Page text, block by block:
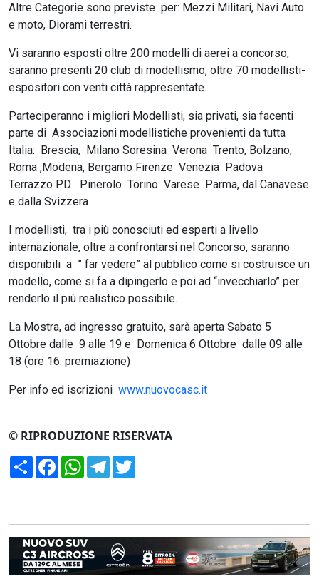
Altre Categorie sono previste per: Mezzi Militari, Navi Auto
e moto, Diorami terrestri.
Vi saranno esposti oltre 200 modelli di aerei a concorso,
saranno presenti 20 club di modellismo, oltre 70 modellisti-
espositori con venti città rappresentate.
Parteciperanno i migliori Modellisti, sia privati, sia facenti
parte di Associazioni modellistiche provenienti da tutta
Italia: Brescia, Milano Soresina Verona Trento, Bolzano,
Roma ,Modena, Bergamo Firenze Venezia Padova
Terrazzo PD Pinerolo Torino Varese Parma, dal Canavese
e dalla Svizzera
I modellisti, tra i più conosciuti ed esperti a livello
internazionale, oltre a confrontarsi nel Concorso, saranno
disponibili a ” far vedere” al pubblico come si costruisce un
modello, come si fa a dipingerlo e poi ad “invecchiarlo” per
renderlo il più realistico possibile.
La Mostra, ad ingresso gratuito, sarà aperta Sabato 5
Ottobre dalle 9 alle 19 e Domenica 6 Ottobre dalle 09 alle
18 (ore 16: premiazione)
Per info ed iscrizioni www.nuovocasc.it
© RIPRODUZIONE RISERVATA
CondividiFacebookWhatsApp
Telegram